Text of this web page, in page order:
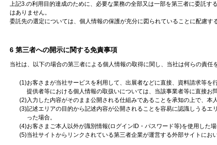
上記3.の利用目的達成のために、必要な業務の全部又は一部を第三者に委託
はありません。
委託先の選定については、個人情報の保護が充分に図られていることに配慮
6 第三者への開示に関する免責事項
当社は、以下の場合の第三者による個人情報の取得に関し、当社は何らの責任
(1)お客さまが当社サービスを利用して、出展者などに直接、資料請求等
提供者等における個人情報の取扱いについては、当該事業者等に直接お
(2)入力した内容がそのまま公開される仕組みであることを承知の上で、本
(3)記述エリアの目的から記述内容が公開されることを容易に認識しうる
った場合。
(4)お客さまご本人以外が識別情報(ログインID・パスワード等)を使用した
(5)当社サイトからリンクされている第三者企業が運営する外部サイトに